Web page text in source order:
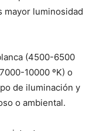
mayor luminosidad
(4500-6500
10000 ºK) o
de iluminación y
o ambiental.